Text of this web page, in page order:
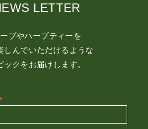
LETTER
ブやハーブティーを
しんでいただけるような
ックをお届けします。